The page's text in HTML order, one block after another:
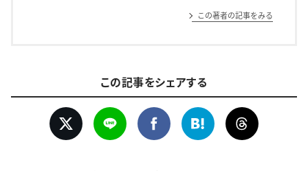
この著者の記事をみる
この記事をシェアする